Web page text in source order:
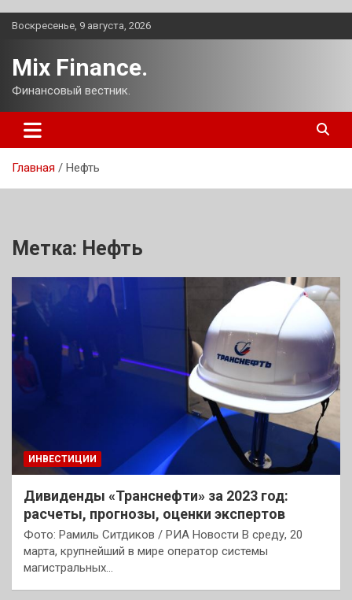
Перейти
Воскресенье, 9 августа, 2026
Mix Finance.
Финансовый вестник.
Главная Нефть
Метка: Нефть
ИНВЕСТИЦИИ
Дивиденды «Транснефти» за 2023 год:
расчеты, прогнозы, оценки экспертов
Фото: Рамиль Ситдиков / РИА Новости В среду, 20
марта, крупнейший в мире оператор системы
магистральных…